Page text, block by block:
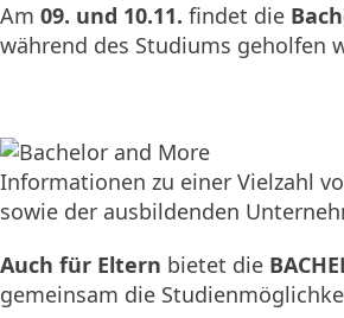
Am 09. und 10.11. findet die
während des Studiums geholfen
Informationen zu einer Vielzahl
sowie der ausbildenden
Auch für Eltern bietet die
gemeinsam die